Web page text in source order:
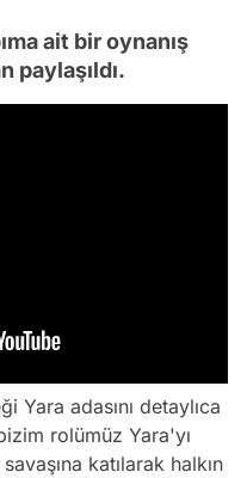
ait bir oynanış
paylaşıldı.
Yara adasını detaylıca
rolümüz Yara'yı
katılarak halkın